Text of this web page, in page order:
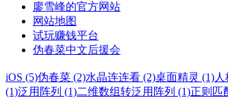
廖雪峰的官方网站
网站地图
试玩赚钱平台
伪春菜中文后援会
iOS (5)伪春菜 (2)水晶连连看 (2)桌面精灵 (1)
(1)泛用阵列 (1)二维数组转泛用阵列 (1)正则匹